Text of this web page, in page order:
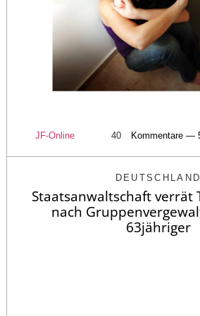
JF-Online 40 Kommentare —
DEUTSCHLAND
Staatsanwaltschaft verrät
nach
63jähriger